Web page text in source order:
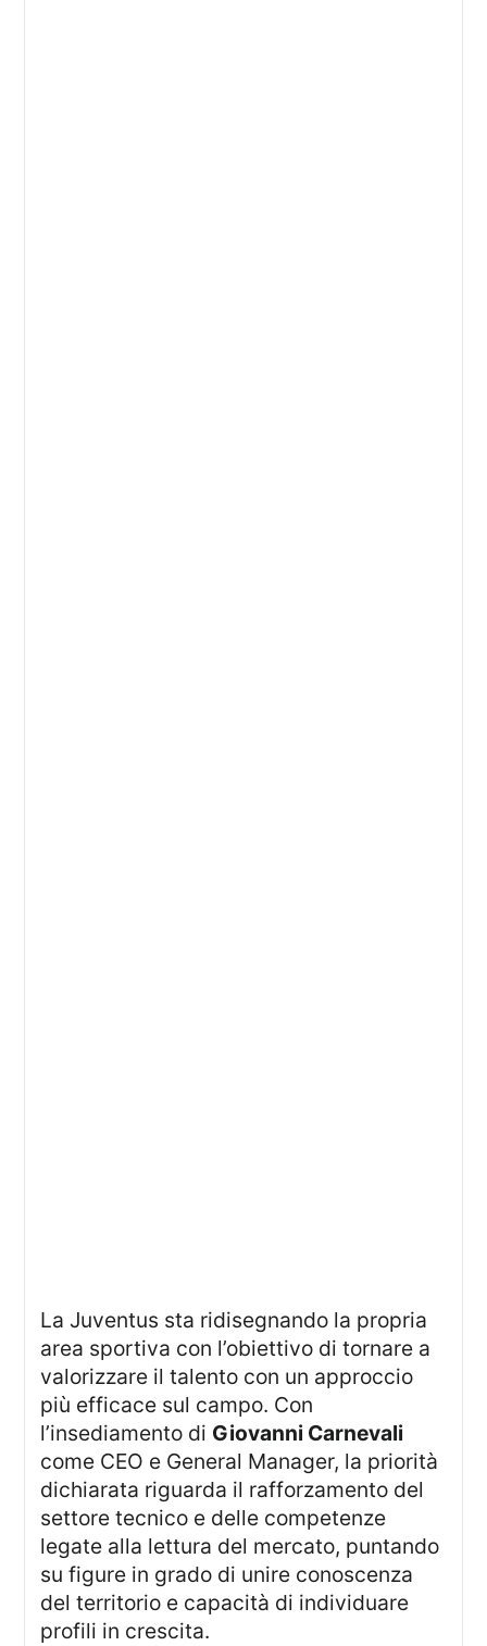
La Juventus sta ridisegnando la propria
area sportiva con l’obiettivo di tornare a
valorizzare il talento con un approccio
più efficace sul campo. Con
l’insediamento di Giovanni Carnevali
come CEO e General Manager, la priorità
dichiarata riguarda il rafforzamento del
settore tecnico e delle competenze
legate alla lettura del mercato, puntando
su figure in grado di unire conoscenza
del territorio e capacità di individuare
profili in crescita.